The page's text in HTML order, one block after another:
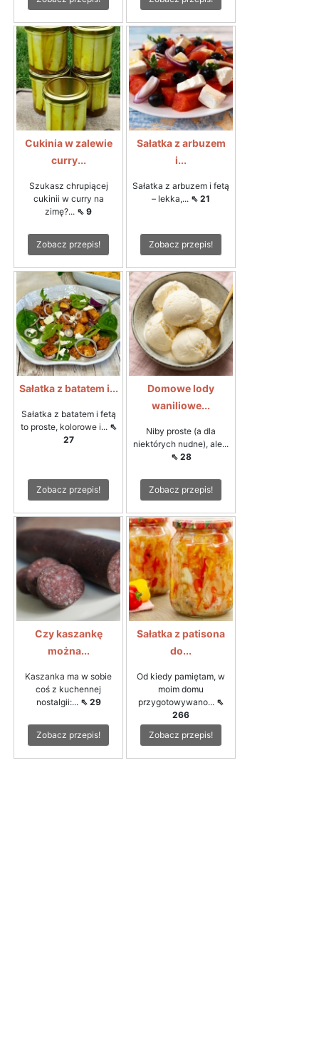
Cukinia w zalewie
curry...
Szukasz chrupiącej
cukinii w curry na
zimę?... ⇖ 9
Zobacz przepis!
Sałatka z arbuzem
i...
Sałatka z arbuzem i fetą
– lekka,... ⇖ 21
Zobacz przepis!
Sałatka z batatem i...
Sałatka z batatem i fetą
to proste, kolorowe i... ⇖
27
Zobacz przepis!
Domowe lody
waniliowe...
Niby proste (a dla
niektórych nudne), ale...
⇖ 28
Zobacz przepis!
Czy kaszankę
można...
Kaszanka ma w sobie
coś z kuchennej
nostalgii:... ⇖ 29
Zobacz przepis!
Sałatka z patisona
do...
Od kiedy pamiętam, w
moim domu
przygotowywano... ⇖
266
Zobacz przepis!